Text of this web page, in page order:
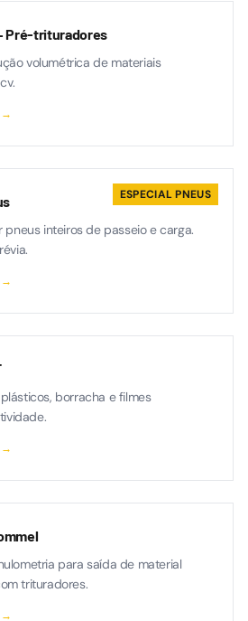
Pré-trituradores
volumétrica de materiais
→
ESPECIAL PNEUS
inteiros de passeio e carga.
→
borracha e filmes
→
para saída de material
trituradores.
→